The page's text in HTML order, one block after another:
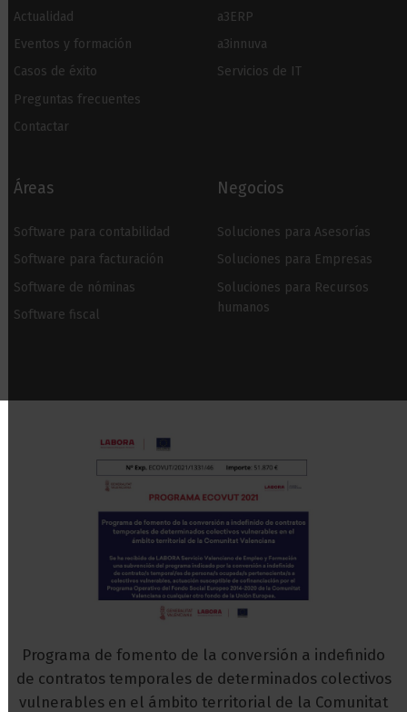
Actualidad
Eventos y formación
Casos de éxito
Preguntas frecuentes
Contactar
a3ERP
a3innuva
Servicios de IT
Áreas
Software para contabilidad
Software para facturación
Software de nóminas
Software fiscal
Negocios
Soluciones para Asesorías
Soluciones para Empresas
Soluciones para Recursos
humanos
Programa de fomento de la conversión a indefinido
de contratos temporales de determinados colectivos
vulnerables en el ámbito territorial de la Comunitat